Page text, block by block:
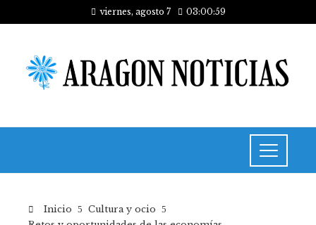
viernes, agosto 7 03:00:59
Inicio
Cultura y ocio